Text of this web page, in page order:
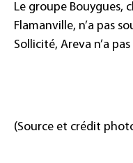
Le groupe Bouygues,
Flamanville, n’a pas
Sollicité, Areva n’a
(Source et crédit